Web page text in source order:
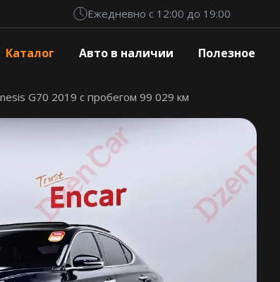
Ежедневно с 12:00 до 19:00
Каталог Авто в наличии Полезное
G70 2019 с пробегом 99 029 км